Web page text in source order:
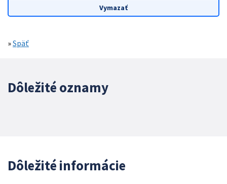
»Späť
Dôležité oznamy
Dôležité informácie